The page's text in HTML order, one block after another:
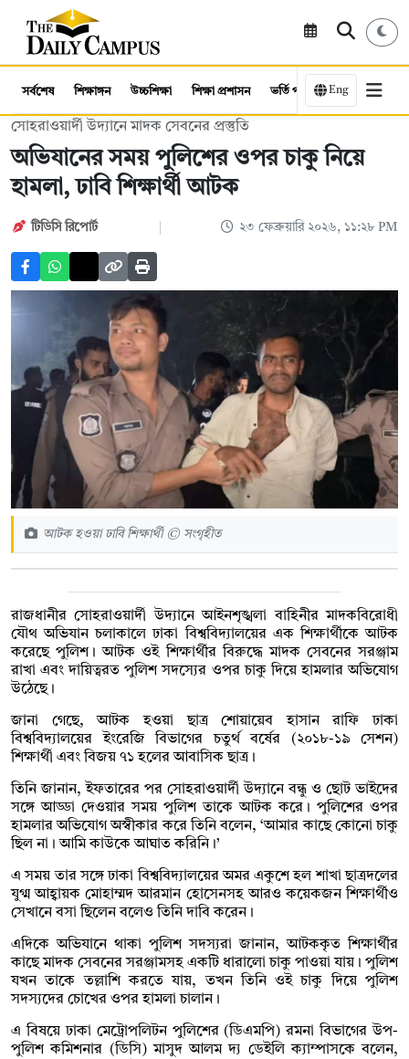
সর্বশেষ শিক্ষাঙ্গন উচ্চশিক্ষা শিক্ষা প্রশাসন ভর্তি পরীক্ষা কর্মসংস্থান
Eng
সোহরাওয়ার্দী উদ্যানে মাদক সেবনের প্রস্তুতি
অভিযানের সময় পুলিশের ওপর চাকু নিয়ে
হামলা, ঢাবি শিক্ষার্থী আটক
টিডিসি রিপোর্ট ২৩ ফেব্রুয়ারি ২০২৬, ১১:২৮ PM
আটক হওয়া ঢাবি শিক্ষার্থী © সংগৃহীত
রাজধানীর সোহরাওয়ার্দী উদ্যানে আইনশৃঙ্খলা বাহিনীর মাদকবিরোধী
যৌথ অভিযান চলাকালে ঢাকা বিশ্ববিদ্যালয়ের এক শিক্ষার্থীকে আটক
করেছে পুলিশ। আটক ওই শিক্ষার্থীর বিরুদ্ধে মাদক সেবনের সরঞ্জাম
রাখা এবং দায়িত্বরত পুলিশ সদস্যের ওপর চাকু দিয়ে হামলার অভিযোগ
উঠেছে।
জানা গেছে, আটক হওয়া ছাত্র শোয়ায়েব হাসান রাফি ঢাকা
বিশ্ববিদ্যালয়ের ইংরেজি বিভাগের চতুর্থ বর্ষের (২০১৮-১৯ সেশন)
শিক্ষার্থী এবং বিজয় ৭১ হলের আবাসিক ছাত্র।
তিনি জানান, ইফতারের পর সোহরাওয়ার্দী উদ্যানে বন্ধু ও ছোট ভাইদের
সঙ্গে আড্ডা দেওয়ার সময় পুলিশ তাকে আটক করে। পুলিশের ওপর
হামলার অভিযোগ অস্বীকার করে তিনি বলেন, ‘আমার কাছে কোনো চাকু
ছিল না। আমি কাউকে আঘাত করিনি।’
এ সময় তার সঙ্গে ঢাকা বিশ্ববিদ্যালয়ের অমর একুশে হল শাখা ছাত্রদলের
যুগ্ম আহ্বায়ক মোহাম্মদ আরমান হোসেনসহ আরও কয়েকজন শিক্ষার্থীও
সেখানে বসা ছিলেন বলেও তিনি দাবি করেন।
এদিকে অভিযানে থাকা পুলিশ সদস্যরা জানান, আটককৃত শিক্ষার্থীর
কাছে মাদক সেবনের সরঞ্জামসহ একটি ধারালো চাকু পাওয়া যায়। পুলিশ
যখন তাকে তল্লাশি করতে যায়, তখন তিনি ওই চাকু দিয়ে পুলিশ
সদস্যদের চোখের ওপর হামলা চালান।
এ বিষয়ে ঢাকা মেট্রোপলিটন পুলিশের (ডিএমপি) রমনা বিভাগের উপ-
পুলিশ কমিশনার (ডিসি) মাসুদ আলম দ্য ডেইলি ক্যাম্পাসকে বলেন,